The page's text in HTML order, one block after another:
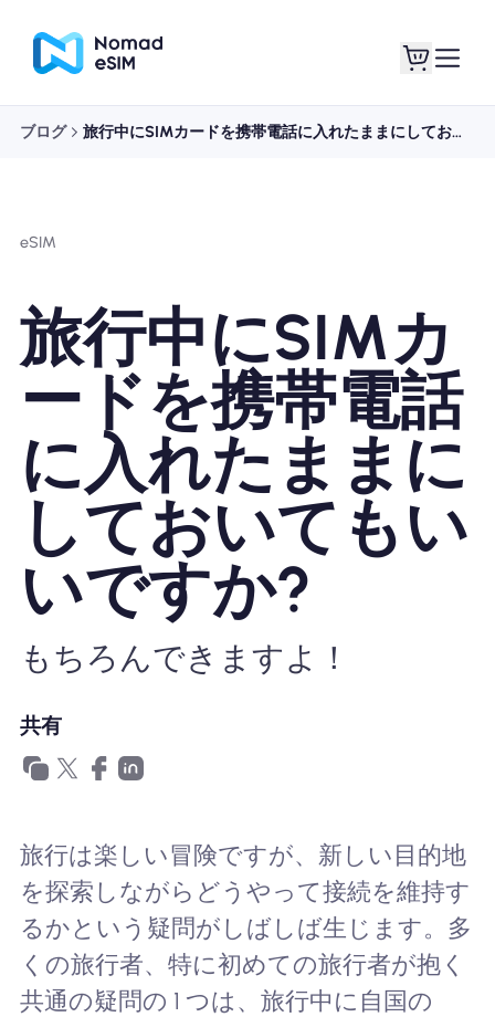
ショッププラン
eSIMについて
Nomad eSIMを使用する理由
eSIMの使用
企業
ブログ 旅行中にSIMカードを携帯電話に入れたままにしておいてもいいですか?
eSIM
旅行中にSIMカ
ードを携帯電話
に入れたままに
しておいてもい
いですか?
もちろんできますよ！
共有
旅行は楽しい冒険ですが、新しい目的地
を探索しながらどうやって接続を維持す
るかという疑問がしばしば生じます。多
くの旅行者、特に初めての旅行者が抱く
共通の疑問の 1 つは、旅行中に自国の